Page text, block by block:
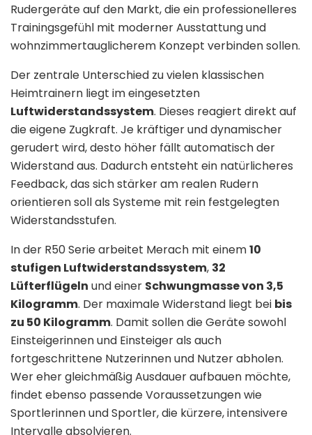
Rudergeräte auf den Markt, die ein professionelleres
Trainingsgefühl mit moderner Ausstattung und
wohnzimmertauglicherem Konzept verbinden sollen.
Der zentrale Unterschied zu vielen klassischen
Heimtrainern liegt im eingesetzten
Luftwiderstandssystem. Dieses reagiert direkt auf
die eigene Zugkraft. Je kräftiger und dynamischer
gerudert wird, desto höher fällt automatisch der
Widerstand aus. Dadurch entsteht ein natürlicheres
Feedback, das sich stärker am realen Rudern
orientieren soll als Systeme mit rein festgelegten
Widerstandsstufen.
In der R50 Serie arbeitet Merach mit einem10
stufigen Luftwiderstandssystem, 32
Lüfterflügeln und einer Schwungmasse von 3,5
Kilogramm. Der maximale Widerstand liegt bei bis
zu 50 Kilogramm. Damit sollen die Geräte sowohl
Einsteigerinnen und Einsteiger als auch
fortgeschrittene Nutzerinnen und Nutzer abholen.
Wer eher gleichmäßig Ausdauer aufbauen möchte,
findet ebenso passende Voraussetzungen wie
Sportlerinnen und Sportler, die kürzere, intensivere
Intervalle absolvieren.